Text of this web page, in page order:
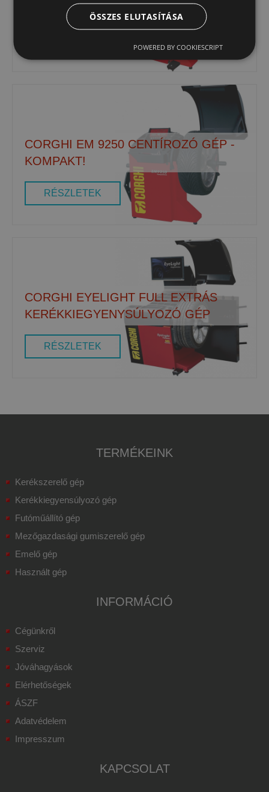
KIS HELYIGÉNYŰ!
CORGHI EM 9250 CENTÍROZÓ GÉP -
KOMPAKT!
RÉSZLETEK
CORGHI EYELIGHT FULL EXTRÁS
KERÉKKIEGYENYSÚLYOZÓ GÉP
RÉSZLETEK
TERMÉKEINK
Kerékszerelő gép
Kerékkiegyensúlyozó gép
Futóműállító gép
Mezőgazdasági gumiszerelő gép
Emelő gép
Használt gép
INFORMÁCIÓ
Cégünkről
Szerviz
Jóváhagyások
Elérhetőségek
ÁSZF
Adatvédelem
Impresszum
KAPCSOLAT
ÖSSZES ELUTASÍTÁSA
POWERED BY COOKIESCRIPT